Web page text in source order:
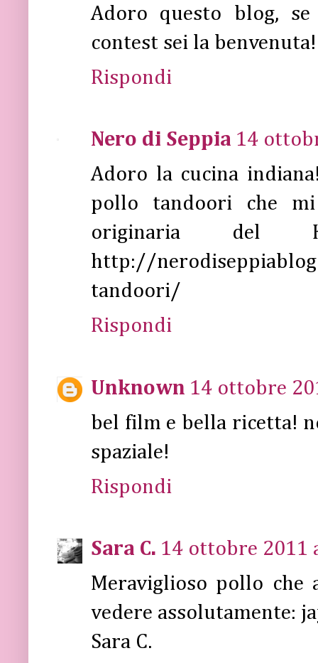
Adoro questo blog,
contest sei la
Rispondi
Nero di Seppia 14
Adoro la cucina
pollo tandoori che
originaria del
http://
tandoori/
Rispondi
Unknown 14 ottobre
bel film e bella ricetta!
spaziale!
Rispondi
Sara C. 14 ottobre 2011
Meraviglioso pollo che
vedere assolutamente:
Sara C.